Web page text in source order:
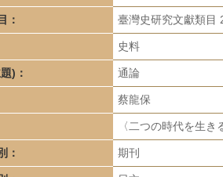
： 臺灣史研究文獻類目
史料
)： 通論
蔡龍保
〈二つの時代を生
： 期刊